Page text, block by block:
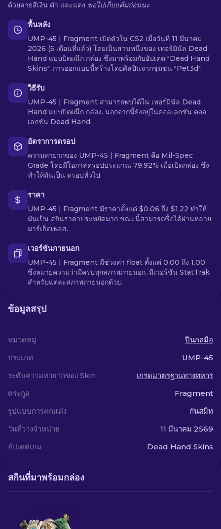
ด้วยลายสีเงิน ดำ และแดง ขอไปเก็บแต้มก่อนนะ
พื้นหลัง
UMP-45 | Fragment เปิดตัวใน CS2 เมื่อวันที่ 11 มีนาคม
2026 (5 เดือนที่แล้ว) โดยเป็นส่วนหนึ่งของ เทอร์มินัล Dead
Hand แบบปิดผนึก กล่อง ซึ่งมาพร้อมกับอัปเดต "Dead Hand
Skins". การออกแบบนี้สร้างโดยศิลปินจากชุมชน "Pet3d".
วิธีรับ
UMP-45 | Fragment สามารถพบได้ใน เทอร์มินัล Dead
Hand แบบปิดผนึก กล่อง. นอกจากนี้ยังอยู่ในคอลเลกชัน คอล
เลกชัน Dead Hand.
อัตราการดรอป
ความหายากของ UMP-45 | Fragment คือ Mil-Spec
Grade โดยมีโอกาสดรอปประมาณ 79.92% เมื่อเปิดกล่อง ซึ่ง
ทำให้มันเป็น ดรอปทั่วไป.
ราคา
UMP-45 | Fragment มีราคาตั้งแต่ $0.06 ถึง $1.22 ทำให้
มันเป็น สกินราคาประหยัดมาก ขณะนี้สามารถซื้อได้ผ่านหลาย
มาร์เก็ตเพลส.
เวอร์ชันภายนอก
UMP-45 | Fragment มีช่วงค่า float ตั้งแต่ 0.00 ถึง 1.00
ซึ่งหมายความว่ามีครบทุกสภาพภายนอก. มีเวอร์ชัน StatTrak
สำหรับแต่ละสภาพภายนอกด้วย.
ข้อมูลสรุป
หมวดหมู่
ปืนกลมือ
ประเภท
UMP-45
ระดับความหายากของ Skin
เกรดมาตรฐานทางทหาร
ตระกูล
Fragment
รูปแบบการตกแต่ง
กันสมิท
วันที่วางจำหน่าย
11 มีนาคม 2569
อัปเดตเกม
Dead Hand Skins
สกินที่มาพร้อมกล่อง